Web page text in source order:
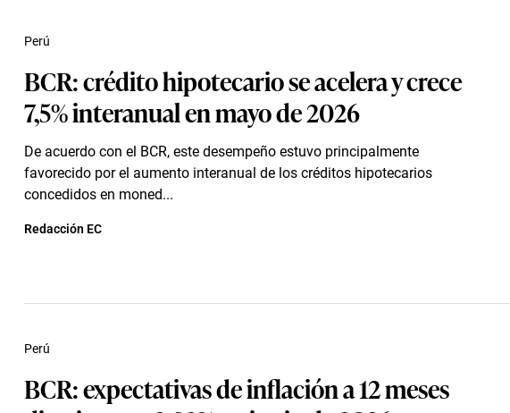
BCR: crédito hipotecario se acelera y crece
7,5% interanual en mayo de 2026
De acuerdo con el BCR, este desempeño estuvo principalmente
favorecido por el aumento interanual de los créditos hipotecarios
concedidos en moned...
Perú
Redacción EC
BCR: expectativas de inflación a 12 meses
Perú